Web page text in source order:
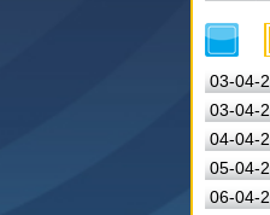
03-04-
03-04-
04-04-
05-04-
06-04-